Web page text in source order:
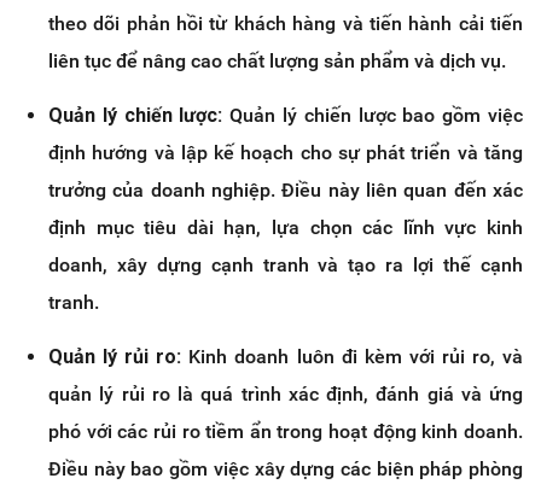
theo dõi phản hồi từ khách hàng và tiến hành cải tiến
liên tục để nâng cao chất lượng sản phẩm và dịch vụ.
Quản lý chiến lược:Quản lý chiến lược bao gồm việc
định hướng và lập kế hoạch cho sự phát triển và tăng
trưởng của doanh nghiệp. Điều này liên quan đến xác
định mục tiêu dài hạn, lựa chọn các lĩnh vực kinh
doanh, xây dựng cạnh tranh và tạo ra lợi thế cạnh
tranh.
Quản lý rủi ro: Kinh doanh luôn đi kèm với rủi ro, và
quản lý rủi ro là quá trình xác định, đánh giá và ứng
phó với các rủi ro tiềm ẩn trong hoạt động kinh doanh.
Điều này bao gồm việc xây dựng các biện pháp phòng